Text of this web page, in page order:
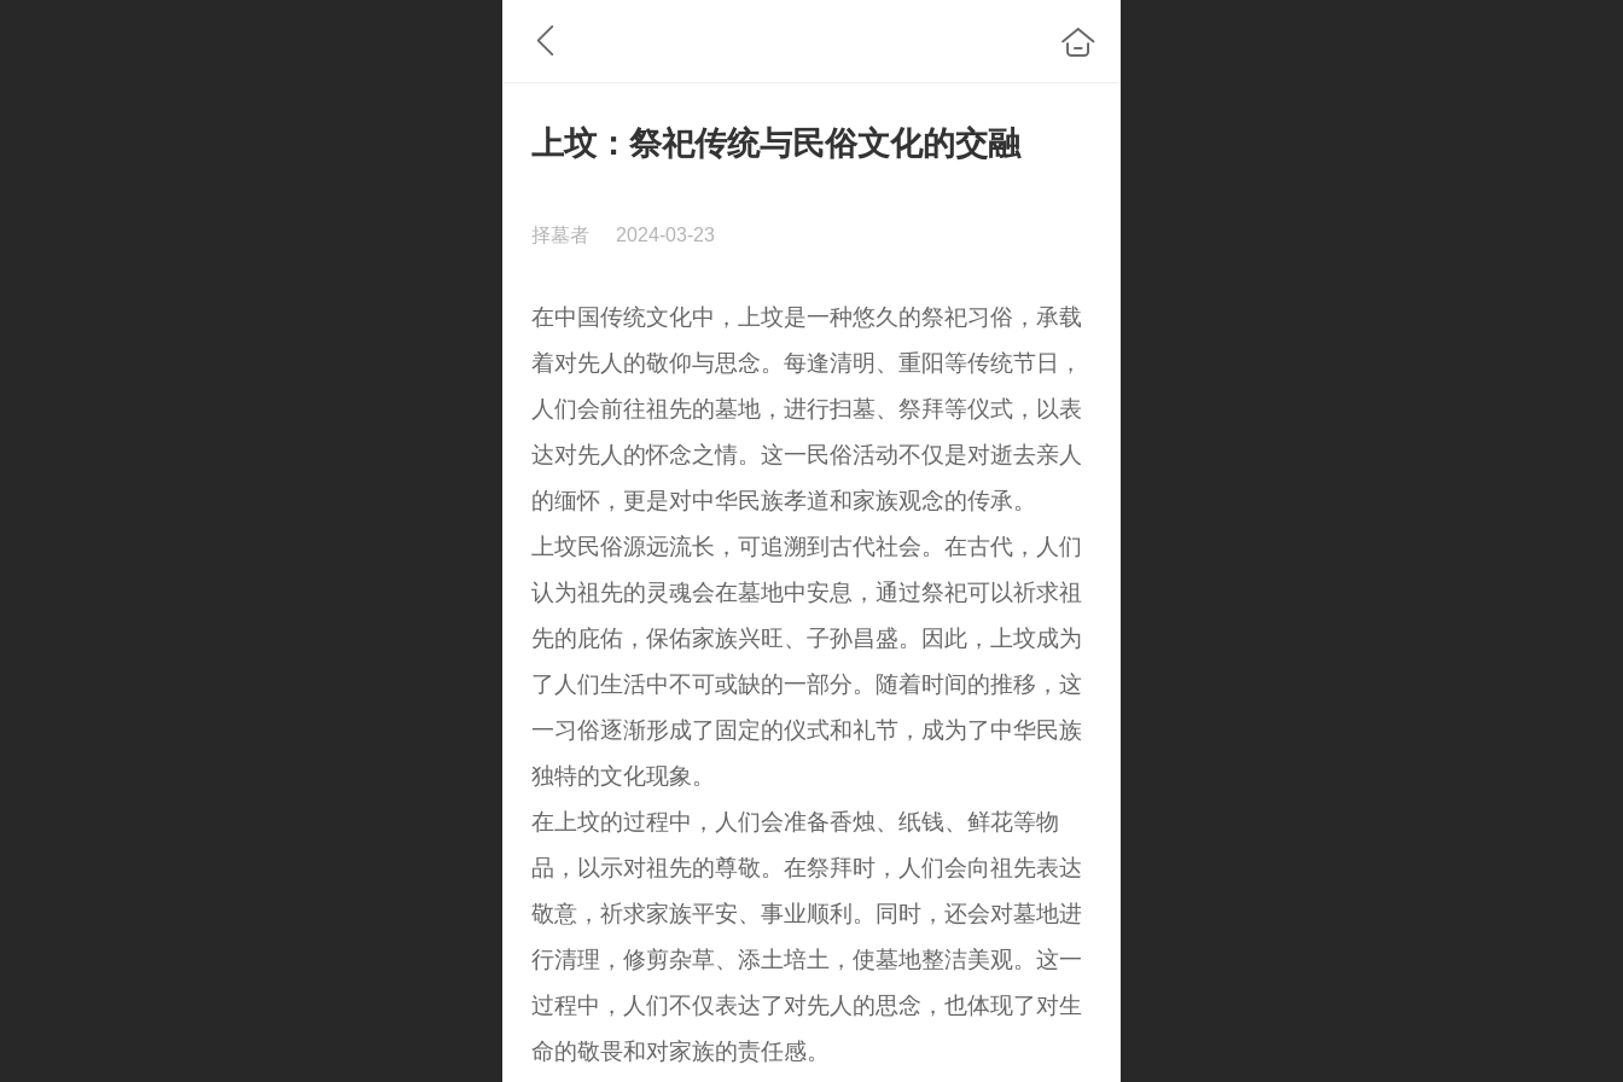
上坟：祭祀传统与民俗文化的交融
择墓者 2024-03-23
在中国传统文化中，上坟是一种悠久的祭祀习俗，承载
着对先人的敬仰与思念。每逢清明、重阳等传统节日，
人们会前往祖先的墓地，进行扫墓、祭拜等仪式，以表
达对先人的怀念之情。这一民俗活动不仅是对逝去亲人
的缅怀，更是对中华民族孝道和家族观念的传承。
上坟民俗源远流长，可追溯到古代社会。在古代，人们
认为祖先的灵魂会在墓地中安息，通过祭祀可以祈求祖
先的庇佑，保佑家族兴旺、子孙昌盛。因此，上坟成为
了人们生活中不可或缺的一部分。随着时间的推移，这
一习俗逐渐形成了固定的仪式和礼节，成为了中华民族
独特的文化现象。
在上坟的过程中，人们会准备香烛、纸钱、鲜花等物
品，以示对祖先的尊敬。在祭拜时，人们会向祖先表达
敬意，祈求家族平安、事业顺利。同时，还会对墓地进
行清理，修剪杂草、添土培土，使墓地整洁美观。这一
过程中，人们不仅表达了对先人的思念，也体现了对生
命的敬畏和对家族的责任感。